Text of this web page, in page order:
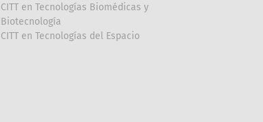
CITT en Tecnologías Biomédicas y
Biotecnología
CITT en Tecnologías del Espacio